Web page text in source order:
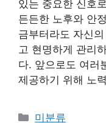
있는 중요한 신호
든든한 노후와 안
금부터라도 자신
고 현명하게 관리
다. 앞으로도 여러
제공하기 위해 노
Categories
미분류